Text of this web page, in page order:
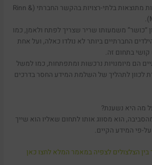
רצויות וסילוק או הימנעות מתוצאות בלתי-רצויות בהקשר החברתי (Rinn &
“כושר” משמעותו שריר שצריך לפתח ולאמן, כמו
החברתיים ביותר לא נולדו כאלה, ועל אחת
קושי בתחום זה.
הם מיומנויות נרכשות ומתפתחות, כמו למשל
לכוון לתהליך של השלמת המידע החסר בדרכים
מה היא נשענת?
הוא מסווג אותו לתחום שאליו הוא שייך
פי המידע הקיים.
הצלצולים לצפיה במאמר המלא לחצו כאן